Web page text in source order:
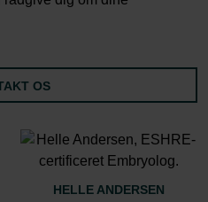
OS
HELLE ANDERSEN